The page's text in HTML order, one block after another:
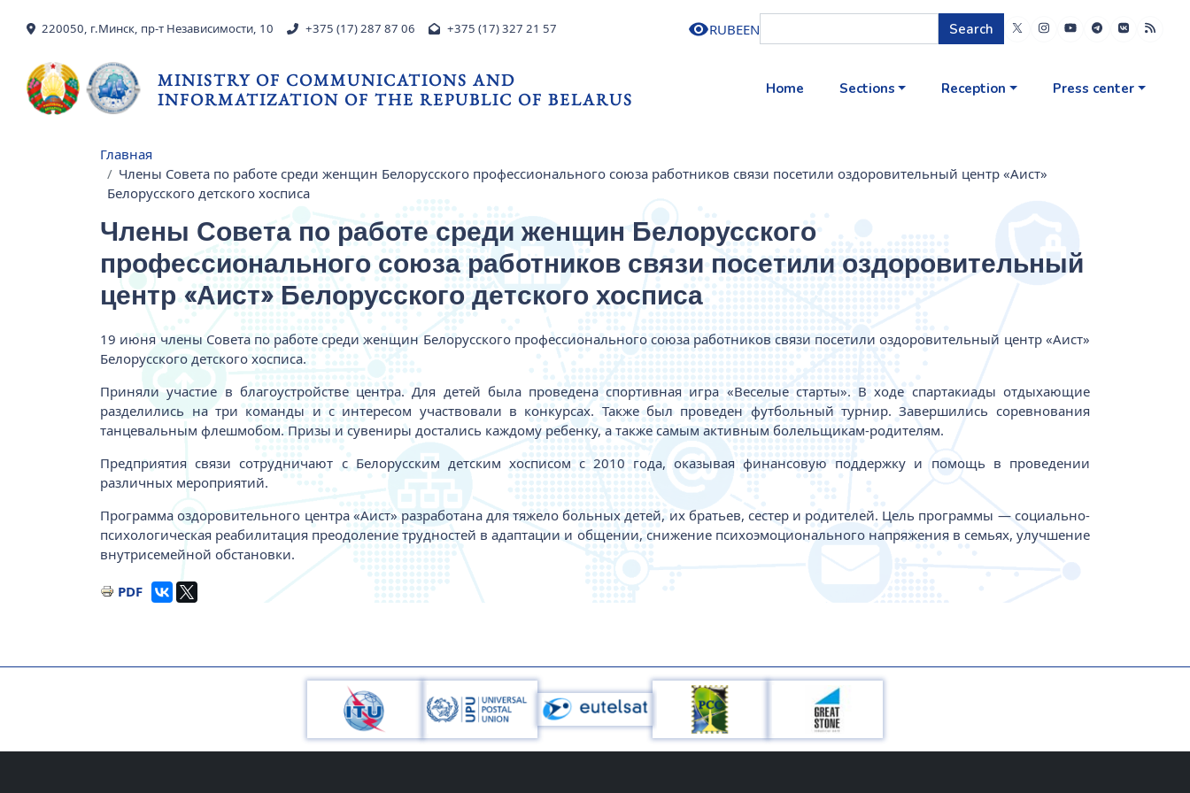
220050, г.Минск, пр-т Независимости, 10 +375 (17) 287 87 06 +375 (17) 327 21 57 RUBEEN Search
MINISTRY OF COMMUNICATIONS AND
INFORMATIZATION OF THE REPUBLIC OF BELARUS
Home Sections Reception Press center
Breadcrumb
Главная
Члены Совета по работе среди женщин Белорусского профессионального союза работников связи посетили оздоровительный центр «Аист»
Белорусского детского хосписа
Члены Совета по работе среди женщин Белорусского
профессионального союза работников связи посетили оздоровительный
центр «Аист» Белорусского детского хосписа
19 июня члены Совета по работе среди женщин Белорусского профессионального союза работников связи посетили оздоровительный центр «Аист»
Белорусского детского хосписа.
Приняли участие в благоустройстве центра. Для детей была проведена спортивная игра «Веселые старты». В ходе спартакиады отдыхающие
разделились на три команды и с интересом участвовали в конкурсах. Также был проведен футбольный турнир. Завершились соревнования
танцевальным флешмобом. Призы и сувениры достались каждому ребенку, а также самым активным болельщикам-родителям.
Предприятия связи сотрудничают с Белорусским детским хосписом с 2010 года, оказывая финансовую поддержку и помощь в проведении
различных мероприятий.
Программа оздоровительного центра «Аист» разработана для тяжело больных детей, их братьев, сестер и родителей. Цель программы — социально-
психологическая реабилитация преодоление трудностей в адаптации и общении, снижение психоэмоционального напряжения в семьях, улучшение
внутрисемейной обстановки.
PDF